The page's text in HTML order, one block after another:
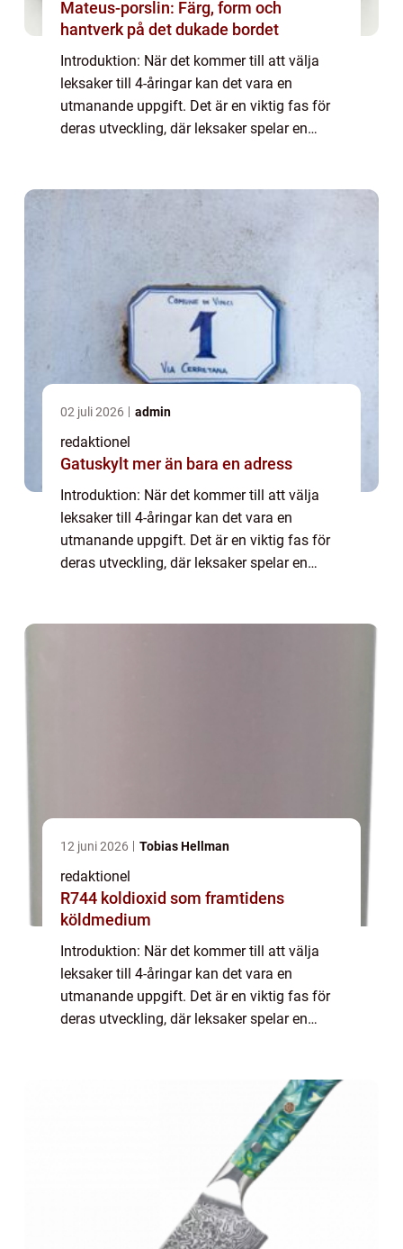
Mateus-porslin: Färg, form och
hantverk på det dukade bordet
Introduktion: När det kommer till att välja
leksaker till 4-åringar kan det vara en
utmanande uppgift. Det är en viktig fas för
deras utveckling, där leksaker spelar en
02 juli 2026 admin
redaktionel
Gatuskylt mer än bara en adress
Introduktion: När det kommer till att välja
leksaker till 4-åringar kan det vara en
utmanande uppgift. Det är en viktig fas för
deras utveckling, där leksaker spelar en
12 juni 2026 Tobias Hellman
redaktionel
R744 koldioxid som framtidens
köldmedium
Introduktion: När det kommer till att välja
leksaker till 4-åringar kan det vara en
utmanande uppgift. Det är en viktig fas för
deras utveckling, där leksaker spelar en